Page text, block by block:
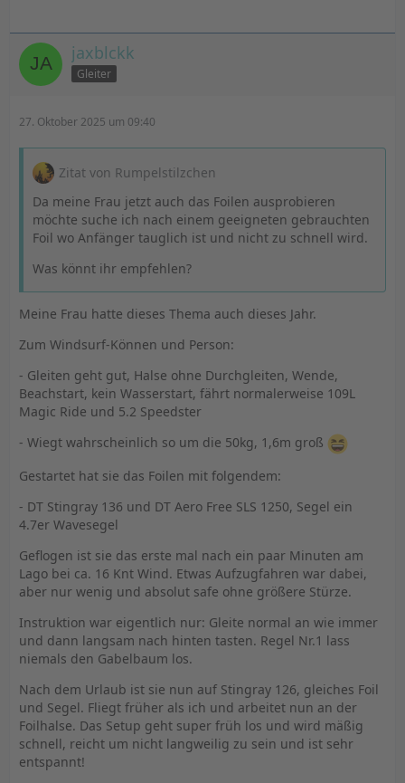
jaxblckk
Gleiter
27. Oktober 2025 um 09:40
Zitat von Rumpelstilzchen
Da meine Frau jetzt auch das Foilen ausprobieren
möchte suche ich nach einem geeigneten gebrauchten
Foil wo Anfänger tauglich ist und nicht zu schnell wird.
Was könnt ihr empfehlen?
Meine Frau hatte dieses Thema auch dieses Jahr.
Zum Windsurf-Können und Person:
- Gleiten geht gut, Halse ohne Durchgleiten, Wende,
Beachstart, kein Wasserstart, fährt normalerweise 109L
Magic Ride und 5.2 Speedster
- Wiegt wahrscheinlich so um die 50kg, 1,6m groß
Gestartet hat sie das Foilen mit folgendem:
- DT Stingray 136 und DT Aero Free SLS 1250, Segel ein
4.7er Wavesegel
Geflogen ist sie das erste mal nach ein paar Minuten am
Lago bei ca. 16 Knt Wind. Etwas Aufzugfahren war dabei,
aber nur wenig und absolut safe ohne größere Stürze.
Instruktion war eigentlich nur: Gleite normal an wie immer
und dann langsam nach hinten tasten. Regel Nr.1 lass
niemals den Gabelbaum los.
Nach dem Urlaub ist sie nun auf Stingray 126, gleiches Foil
und Segel. Fliegt früher als ich und arbeitet nun an der
Foilhalse. Das Setup geht super früh los und wird mäßig
schnell, reicht um nicht langweilig zu sein und ist sehr
entspannt!